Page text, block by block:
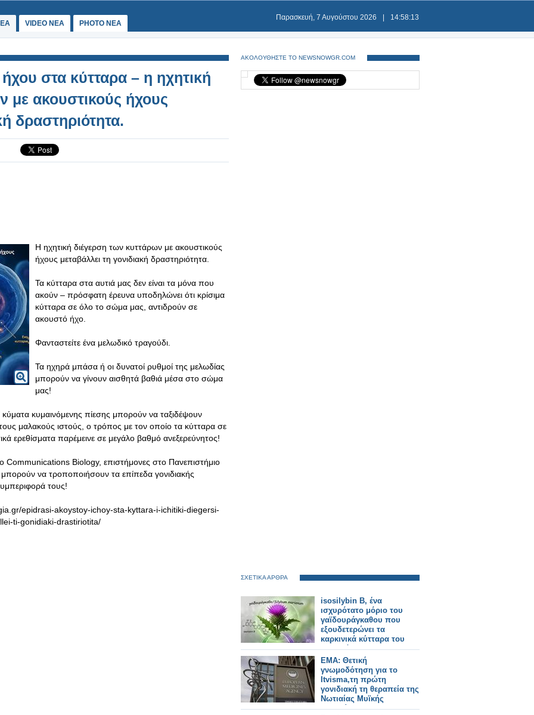
VIDEO NEA PHOTO NEA
Παρασκευή, 7 Αυγούστου 2026 14:58:13
στα κύτταρα – η ηχητική
με ακουστικούς ήχους
δραστηριότητα.
Η ηχητική διέγερση των κυττάρων με ακουστικούς
ήχους μεταβάλλει τη γονιδιακή δραστηριότητα.
Τα κύτταρα στα αυτιά μας δεν είναι τα μόνα που
ακούν – πρόσφατη έρευνα υποδηλώνει ότι κρίσιμα
κύτταρα σε όλο το σώμα μας, αντιδρούν σε
ακουστό ήχο.
Φανταστείτε ένα μελωδικό τραγούδι.
Τα ηχηρά μπάσα ή οι δυνατοί ρυθμοί της μελωδίας
μπορούν να γίνουν αισθητά βαθιά μέσα στο σώμα
μας!
κύματα κυμαινόμενης πίεσης μπορούν να ταξιδέψουν
μαλακούς ιστούς, ο τρόπος με τον οποίο τα κύτταρα σε
ερεθίσματα παρέμεινε σε μεγάλο βαθμό ανεξερεύνητος!
Communications Biology, επιστήμονες στο Πανεπιστήμιο
να τροποποιήσουν τα επίπεδα γονιδιακής
τους!
epidrasi-akoystoy-ichoy-sta-kyttara-i-ichitiki-diegersi-
ti-gonidiaki-drastiriotita/
ΑΚΟΛΟΥΘΗΣΤΕ ΤΟ NEWSNOWGR.COM
ΣΧΕΤΙΚΑ ΑΡΘΡΑ
isosilybin B, ένα
ισχυρότατο μόριο του
γαϊδουράγκαθου που
εξουδετερώνει τα
καρκινικά κύτταρα του
προστάτη!
EMA: Θετική
γνωμοδότηση για το
Itvisma,τη πρώτη
γονιδιακή τη θεραπεία της
Νωτιαίας Μυϊκής
Ατροφίας (SMA)